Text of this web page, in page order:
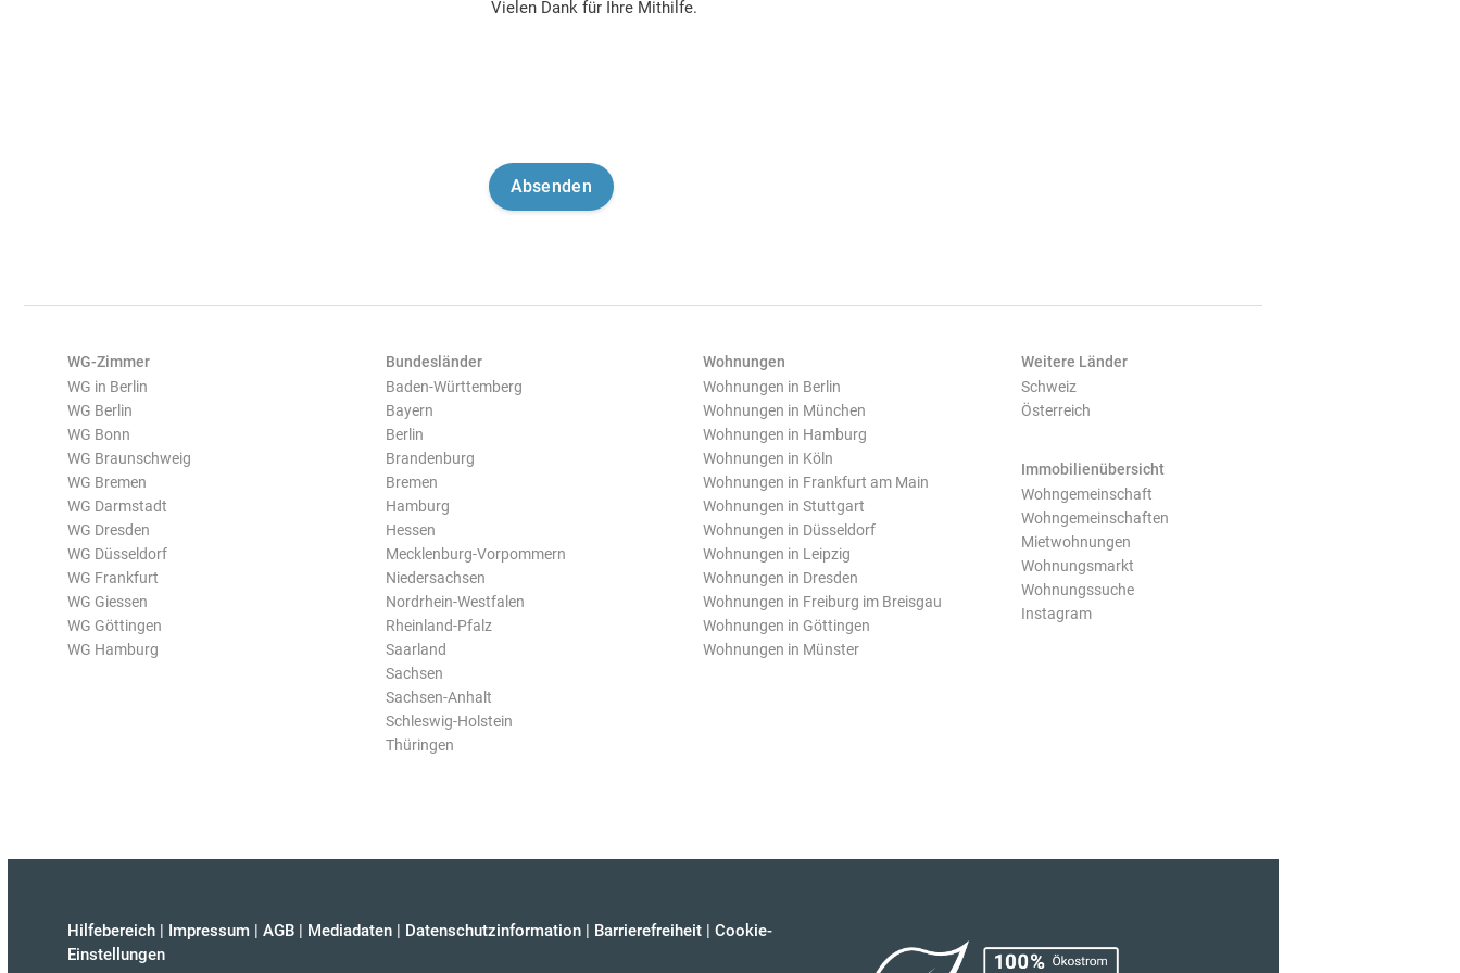
Vielen Dank für Ihre Mithilfe.
WG-Zimmer
WG in Berlin
WG Berlin
WG Bonn
WG Braunschweig
WG Bremen
WG Darmstadt
WG Dresden
WG Düsseldorf
WG Frankfurt
WG Giessen
WG Göttingen
WG Hamburg
Bundesländer
Baden-Württemberg
Bayern
Berlin
Brandenburg
Bremen
Hamburg
Hessen
Mecklenburg-Vorpommern
Niedersachsen
Nordrhein-Westfalen
Rheinland-Pfalz
Saarland
Sachsen
Sachsen-Anhalt
Schleswig-Holstein
Thüringen
Wohnungen
Wohnungen in Berlin
Wohnungen in München
Wohnungen in Hamburg
Wohnungen in Köln
Wohnungen in Frankfurt am Main
Wohnungen in Stuttgart
Wohnungen in Düsseldorf
Wohnungen in Leipzig
Wohnungen in Dresden
Wohnungen in Freiburg im Breisgau
Wohnungen in Göttingen
Wohnungen in Münster
Weitere Länder
Schweiz
Österreich
Immobilienübersicht
Wohngemeinschaft
Wohngemeinschaften
Mietwohnungen
Wohnungsmarkt
Wohnungssuche
Instagram
Hilfebereich | Impressum | AGB | Mediadaten | Datenschutzinformation | Barrierefreiheit | Cookie-
Einstellungen